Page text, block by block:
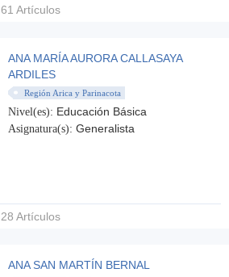
61 Artículos
ANA MARÍA AURORA CALLASAYA
ARDILES
Región Arica y Parinacota
Nivel(es): Educación Básica
Asignatura(s): Generalista
28 Artículos
ANA SAN MARTÍN BERNAL